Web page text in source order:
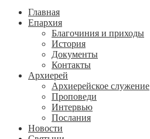
Главная
Епархия
Благочиния и приходы
История
Документы
Контакты
Архиерей
Архиерейское служение
Проповеди
Интервью
Послания
Новости